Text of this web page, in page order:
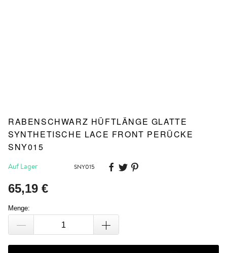
RABENSCHWARZ HÜFTLÄNGE GLATTE
SYNTHETISCHE LACE FRONT PERÜCKE
SNY015
Auf Lager SNY015
65,19 €
Menge: